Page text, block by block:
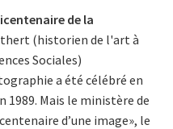
de la
(historien de l'art à
Sociales)
a été célébré en
1989. Mais le ministère de
d’une image», le